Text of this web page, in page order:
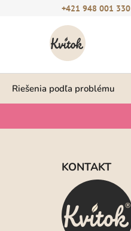
+421 948 001 330
Riešenia podľa problému
KONTAKT